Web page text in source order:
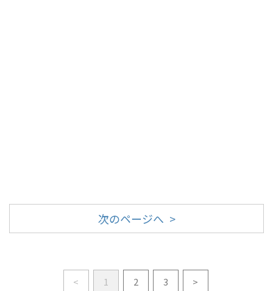
次のページへ >
< 1 2 3 >